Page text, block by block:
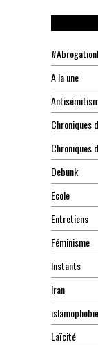
A la une
Chroniques
Chroniques
Debunk
Ecole
Entretiens
Féminisme
Instants
Iran
islamophobie
Laïcité